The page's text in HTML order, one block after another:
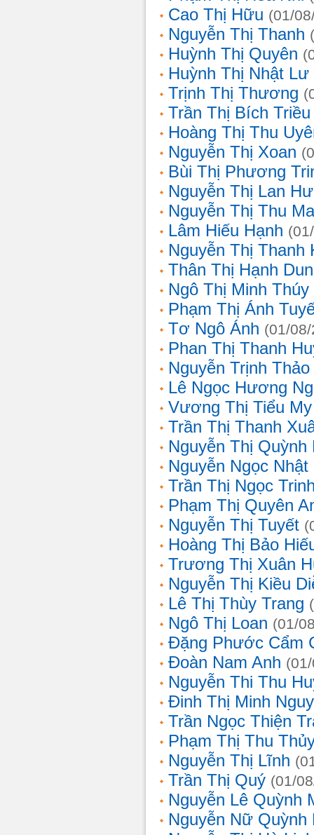
Cao Thị Hữu (01/
Nguyễn Thị Thanh
Huỳnh Thị Quyên
Huỳnh Thị Nhật Lư
Trịnh Thị Thương
Trần Thị Bích Triều
Hoàng Thị Thu
Nguyễn Thị Xoan
Bùi Thị Phương
Nguyễn Thị Lan
Nguyễn Thị Thu
Lâm Hiếu Hạnh
Nguyễn Thị Thanh
Thân Thị Hạnh
Ngô Thị Minh Thúy
Phạm Thị Ánh
Tơ Ngô Ánh (01/
Phan Thị Thanh
Nguyễn Trịnh
Lê Ngọc Hương
Vương Thị Tiểu My
Trần Thị Thanh
Nguyễn Thị Quỳnh
Nguyễn Ngọc Nhật
Trần Thị Ngọc
Phạm Thị Quyên
Nguyễn Thị Tuyết
Hoàng Thị Bảo
Trương Thị Xuân
Nguyễn Thị Kiều
Lê Thị Thùy Trang
Ngô Thị Loan (01/
Đặng Phước Cẩm
Đoàn Nam Anh
Nguyễn Thi Thu
Đinh Thị Minh
Trần Ngọc Thiện
Phạm Thị Thu
Nguyễn Thị Lĩnh
Trần Thị Quý (01/
Nguyễn Lê Quỳnh
Nguyễn Nữ